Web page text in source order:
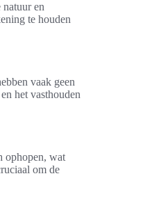
en
te houden
vaak geen
het vasthouden
ophopen, wat
om de